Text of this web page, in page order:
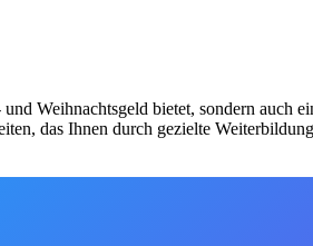
Weihnachtsgeld bietet, sondern auch
das Ihnen durch gezielte